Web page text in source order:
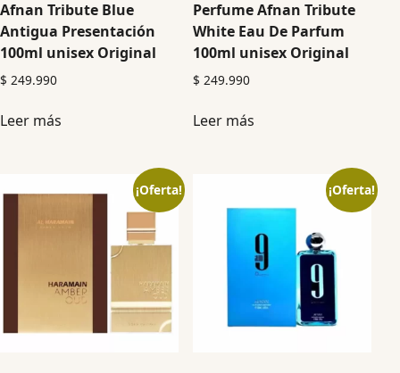
Afnan Tribute Blue
Antigua Presentación
100ml unisex Original
$ 249.990
Leer más
Perfume Afnan Tribute
White Eau De Parfum
100ml unisex Original
$ 249.990
Leer más
¡Oferta! ¡Oferta!